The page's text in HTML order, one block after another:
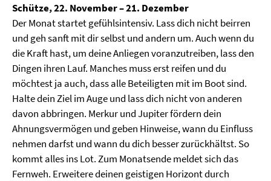
Schütze, 22. November – 21. Dezember
Der Monat startet gefühlsintensiv. Lass dich nicht beirren
und geh sanft mit dir selbst und andern um. Auch wenn du
die Kraft hast, um deine Anliegen voranzutreiben, lass den
Dingen ihren Lauf. Manches muss erst reifen und du
möchtest ja auch, dass alle Beteiligten mit im Boot sind.
Halte dein Ziel im Auge und lass dich nicht von anderen
davon abbringen. Merkur und Jupiter fördern dein
Ahnungsvermögen und geben Hinweise, wann du Einfluss
nehmen darfst und wann du dich besser zurückhältst. So
kommt alles ins Lot. Zum Monatsende meldet sich das
Fernweh. Erweitere deinen geistigen Horizont durch